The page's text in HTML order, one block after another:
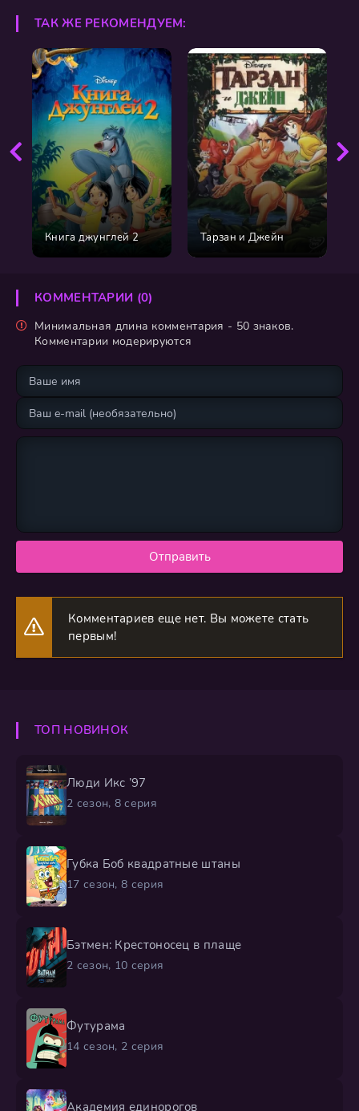
ТАК ЖЕ РЕКОМЕНДУЕМ:
Книга джунглей 2 Тарзан и Джейн
КОММЕНТАРИИ (0)
Минимальная длина комментария - 50 знаков.
Комментарии модерируются
Отправить
Комментариев еще нет. Вы можете стать
первым!
ТОП НОВИНОК
Люди Икс ’97
2 сезон, 8 серия
Губка Боб квадратные штаны
17 сезон, 8 серия
Бэтмен: Крестоносец в плаще
2 сезон, 10 серия
Футурама
14 сезон, 2 серия
Академия единорогов